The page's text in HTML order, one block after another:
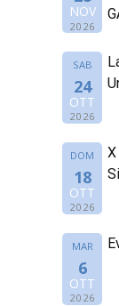
NOV
2026
SAB
24
OTT
2026
DOM
18
OTT
2026
MAR
6
OTT
2026